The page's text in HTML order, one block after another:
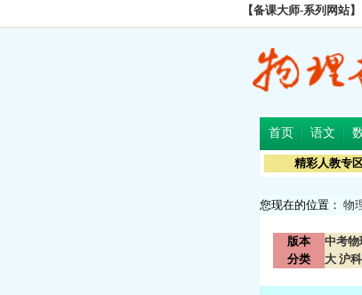
【备课大师-系列网站】
首页 语文
精彩人教专
您现在的位置： 物
版本
分类
中考物
大 沪